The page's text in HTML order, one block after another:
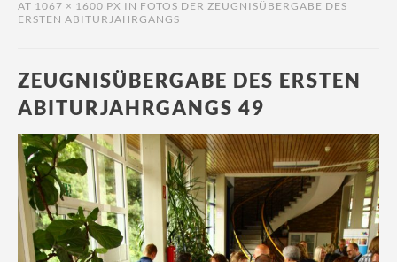
AT 1067 × 1600 PX IN FOTOS DER ZEUGNISÜBERGABE DES
ERSTEN ABITURJAHRGANGS
ZEUGNISÜBERGABE DES ERSTEN
ABITURJAHRGANGS 49